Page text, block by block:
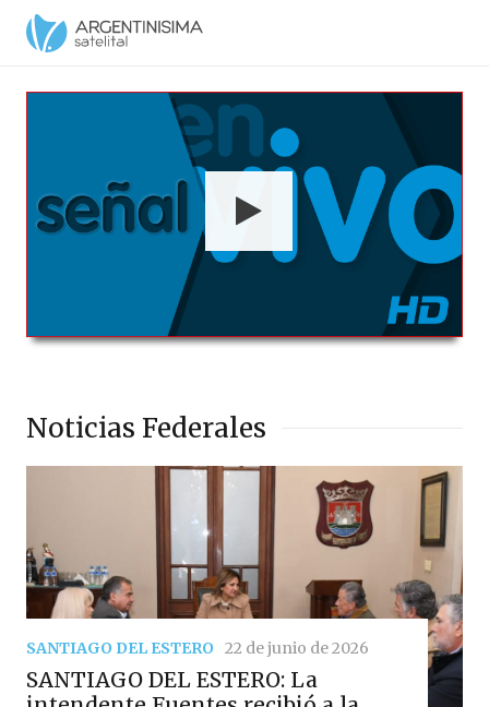
Argentinísima Satelital HD en Vivo
Noticias Federales
SANTIAGO DEL ESTERO 22 de junio de 2026
SANTIAGO DEL ESTERO: La